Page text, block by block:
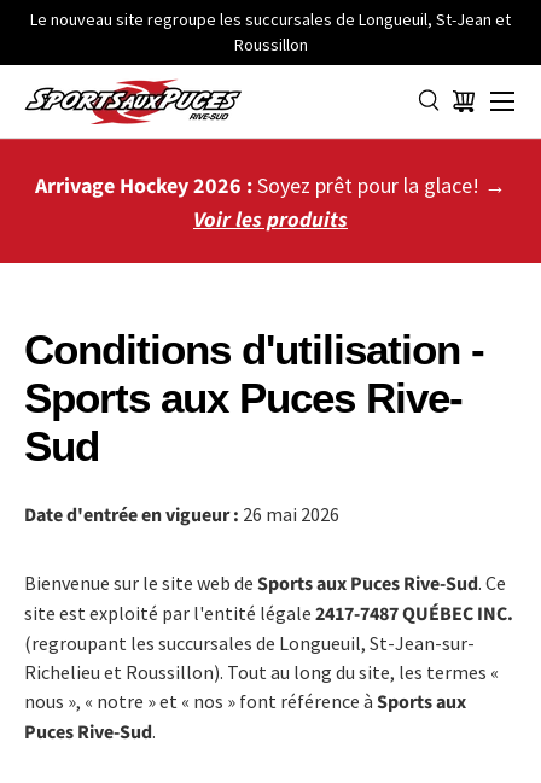
ALLER AU CONTENU
Le nouveau site regroupe les succursales de Longueuil, St-Jean et
Roussillon
Panier
Menu
Arrivage Hockey 2026 :Soyez prêt pour la glace! →
Voir les produits
Conditions d'utilisation -
Sports aux Puces Rive-
Sud
Date d'entrée en vigueur : 26 mai 2026
Bienvenue sur le site web de Sports aux Puces Rive-Sud. Ce
site est exploité par l'entité légale 2417-7487 QUÉBEC INC.
(regroupant les succursales de Longueuil, St-Jean-sur-
Richelieu et Roussillon). Tout au long du site, les termes «
nous », « notre » et « nos » font référence à Sports aux
Puces Rive-Sud.